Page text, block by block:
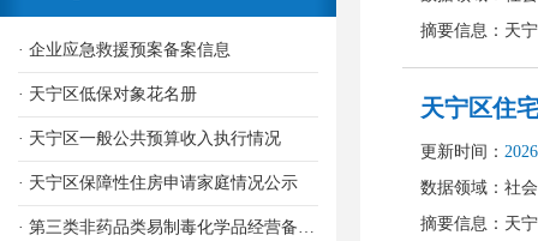
· 企业应急救援预案备案信息
· 天宁区低保对象花名册
· 天宁区一般公共预算收入执行情况
· 天宁区保障性住房申请家庭情况公示
· 第三类非药品类易制毒化学品经营备案信息